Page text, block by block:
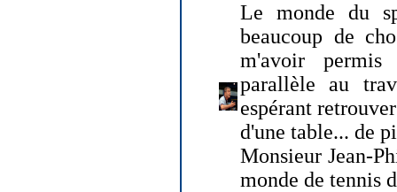
Le monde du
beaucoup de
m'avoir
parallèle au
espérant
d'une table... de
Monsieur Jean-
monde de tennis